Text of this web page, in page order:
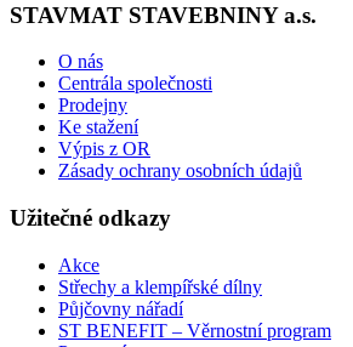
STAVMAT STAVEBNINY a.s.
O nás
Centrála společnosti
Prodejny
Ke stažení
Výpis z OR
Zásady ochrany osobních údajů
Užitečné odkazy
Akce
Střechy a klempířské dílny
Půjčovny nářadí
ST BENEFIT – Věrnostní program